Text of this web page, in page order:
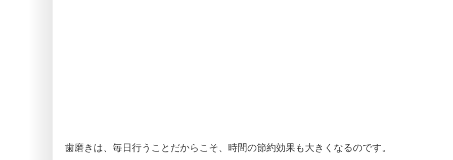
歯磨きは、毎日行うことだからこそ、時間の節約効果も大きくなるのです。